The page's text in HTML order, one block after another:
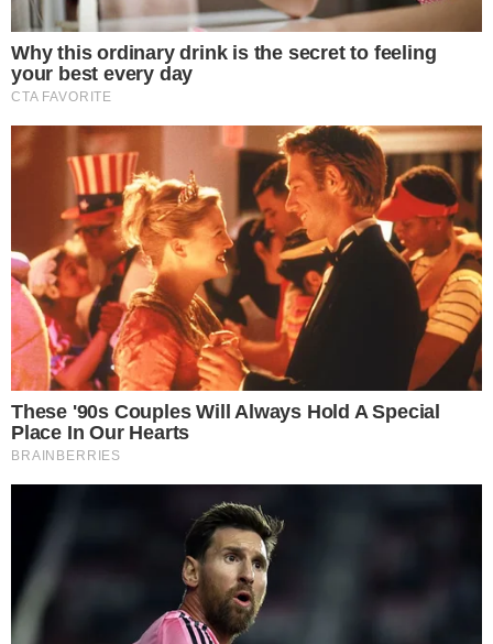
สิ่งที่ต้องเตรียม
1 ส้ม 4 ผล
2 สำรับกับข้าว 1 ชุด
3 ขนมหวาน ความหมายดีๆ เช่นพวกทองหยิบ ทองหยอด ฝอยทอง
และอย่ า ลืมขนมน้ำด อ ก ไม้ เพื่อเป้นเหมือนเครื่องสำหรับการขอ
ขมา